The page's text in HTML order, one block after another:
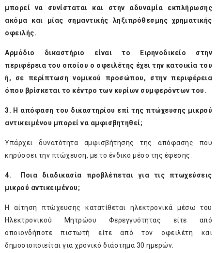
μπορεί να συνίσταται και στην αδυναμία εκπλήρωσης
ακόμα και μίας σημαντικής ληξιπρόθεσμης χρηματικής
οφειλής.
Αρμόδιο δικαστήριο είναι το Ειρηνοδικείο στην
περιφέρεια του οποίου ο οφειλέτης έχει την κατοικία του
ή, σε περίπτωση νομικού προσώπου, στην περιφέρεια
όπου βρίσκεται το κέντρο των κυρίων συμφερόντων του.
3. Η απόφαση του δικαστηρίου επί της πτώχευσης μικρού
αντικειμένου μπορεί να αμφισβητηθεί;
Υπάρχει δυνατότητα αμφισβήτησης της απόφασης που
κηρύσσει την πτώχευση, με το ένδικο μέσο της έφεσης.
4. Ποια διαδικασία προβλέπεται για τις πτωχεύσεις
μικρού αντικειμένου;
Η αίτηση πτώχευσης κατατίθεται ηλεκτρονικά μέσω του
Ηλεκτρονικού Μητρώου Φερεγγυότητας είτε από
οποιονδήποτε πιστωτή είτε από τον οφειλέτη και
δημοσιοποιείται για χρονικό διάστημα 30 ημερών.